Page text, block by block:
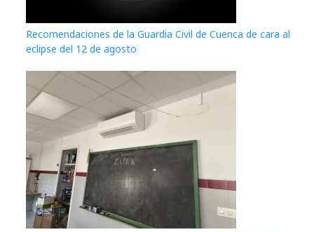
Recomendaciones de la Guardia Civil de Cuenca de cara al
eclipse del 12 de agosto